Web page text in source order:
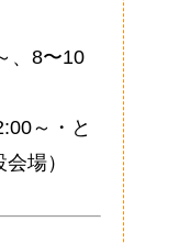
、8〜10
～・と
場）